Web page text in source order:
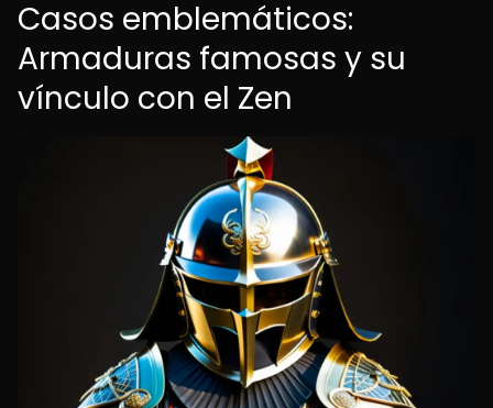
Casos emblemáticos:
Armaduras famosas y su
vínculo con el Zen